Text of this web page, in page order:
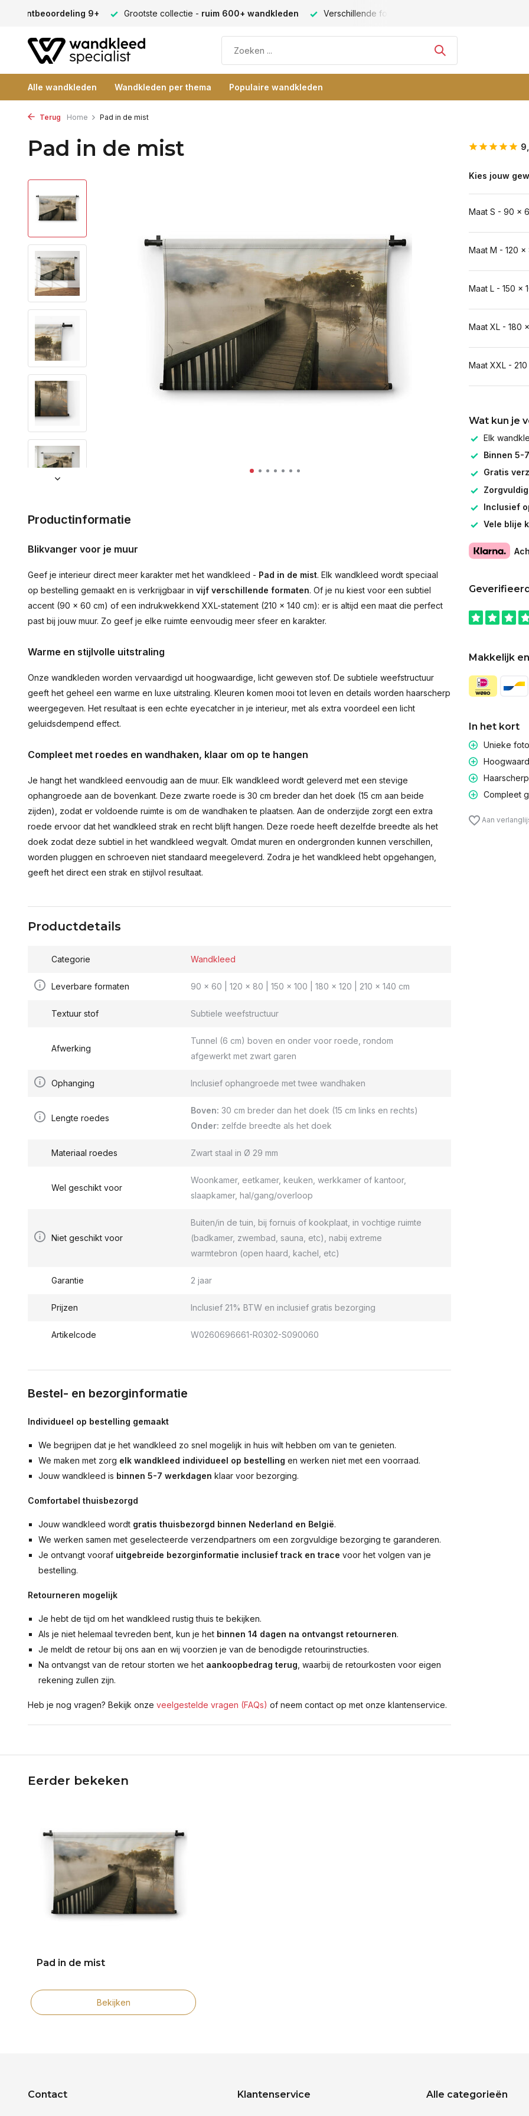
ruim 600+ wandkleden Verschillende formaten -altijd een passende maat Vele blije klanten -
Alle wandkleden Wandkleden per thema Populaire wandkleden
Terug Home Pad in de mist
Pad in de mist
Productinformatie
Blikvanger voor je muur
Geef je interieur direct meer karakter met het wandkleed - Pad in de mist. Elk wandkleed wordt speciaal
op bestelling gemaakt en is verkrijgbaar in vijf verschillende formaten. Of je nu kiest voor een subtiel
accent (90 × 60 cm) of een indrukwekkend XXL-statement (210 × 140 cm): er is altijd een maat die perfect
past bij jouw muur. Zo geef je elke ruimte eenvoudig meer sfeer en karakter.
Warme en stijlvolle uitstraling
Onze wandkleden worden vervaardigd uit hoogwaardige, licht geweven stof. De subtiele weefstructuur
geeft het geheel een warme en luxe uitstraling. Kleuren komen mooi tot leven en details worden haarscherp
weergegeven. Het resultaat is een echte eyecatcher in je interieur, met als extra voordeel een licht
geluidsdempend effect.
Compleet met roedes en wandhaken, klaar om op te hangen
Je hangt het wandkleed eenvoudig aan de muur. Elk wandkleed wordt geleverd met een stevige
ophangroede aan de bovenkant. Deze zwarte roede is 30 cm breder dan het doek (15 cm aan beide
zijden), zodat er voldoende ruimte is om de wandhaken te plaatsen. Aan de onderzijde zorgt een extra
roede ervoor dat het wandkleed strak en recht blijft hangen. Deze roede heeft dezelfde breedte als het
doek zodat deze subtiel in het wandkleed wegvalt. Omdat muren en ondergronden kunnen verschillen,
worden pluggen en schroeven niet standaard meegeleverd. Zodra je het wandkleed hebt opgehangen,
geeft het direct een strak en stijlvol resultaat.
Productdetails
Categorie Wandkleed
Leverbare formaten 90 x 60 | 120 x 80 | 150 x 100 | 180 x 120 | 210 x 140 cm
Textuur stof Subtiele weefstructuur
Afwerking
Tunnel (6 cm) boven en onder voor roede, rondom
afgewerkt met zwart garen
Ophanging Inclusief ophangroede met twee wandhaken
Lengte roedes
Boven: 30 cm breder dan het doek (15 cm links en rechts)
Onder: zelfde breedte als het doek
Materiaal roedes Zwart staal in Ø 29 mm
Wel geschikt voor
Woonkamer, eetkamer, keuken, werkkamer of kantoor,
slaapkamer, hal/gang/overloop
Niet geschikt voor
Buiten/in de tuin, bij fornuis of kookplaat, in vochtige ruimte
(badkamer, zwembad, sauna, etc), nabij extreme
warmtebron (open haard, kachel, etc)
Garantie 2 jaar
Prijzen Inclusief 21% BTW en inclusief gratis bezorging
Artikelcode W0260696661-R0302-S090060
Bestel- en bezorginformatie
Individueel op bestelling gemaakt
We begrijpen dat je het wandkleed zo snel mogelijk in huis wilt hebben om van te genieten.
We maken met zorg elk wandkleed individueel op bestelling en werken niet met een voorraad.
Jouw wandkleed is binnen 5-7 werkdagen klaar voor bezorging.
Comfortabel thuisbezorgd
Jouw wandkleed wordt gratis thuisbezorgd binnen Nederland en België.
We werken samen met geselecteerde verzendpartners om een zorgvuldige bezorging te garanderen.
Je ontvangt vooraf uitgebreide bezorginformatie inclusief track en trace voor het volgen van je
bestelling.
Retourneren mogelijk
Je hebt de tijd om het wandkleed rustig thuis te bekijken.
Als je niet helemaal tevreden bent, kun je het binnen 14 dagen na ontvangst retourneren.
Je meldt de retour bij ons aan en wij voorzien je van de benodigde retourinstructies.
Na ontvangst van de retour storten we het aankoopbedrag terug , waarbij de retourkosten voor eigen
rekening zullen zijn.
Heb je nog vragen? Bekijk onze veelgestelde vragen (FAQs) of neem contact op met onze klantenservice.
Kies jouw
Maat S - 90 x
Maat M - 120 x
Maat L - 150 x
Maat XL - 180
Maat XXL -
Wat kun je
Elk
Binnen 5-
Gratis
Inclusief
Vele blije
Makkelijk
In het kort
Unieke
Compleet
Aan
Eerder bekeken
Pad in de mist
Bekijken
Contact Klantenservice Alle categorieën